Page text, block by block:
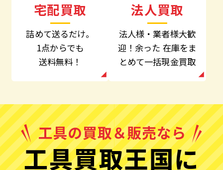
宅配買取
詰めて送るだけ。
1点からでも
送料無料！
法人買取
法人様・業者様大歓
迎！余った 在庫をま
とめて一括現金買取
工具買取王国に